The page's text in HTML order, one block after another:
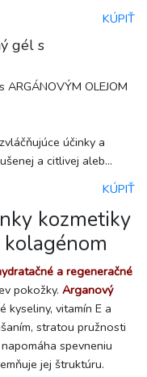
KÚPIŤ
gél s
účinky a
a citlivej aleb...
KÚPIŤ
kozmetiky
a regeneračné
pokožky. Arganový
kyseliny, vitamín E a
stratou pružnosti
spevneniu
jej štruktúru.